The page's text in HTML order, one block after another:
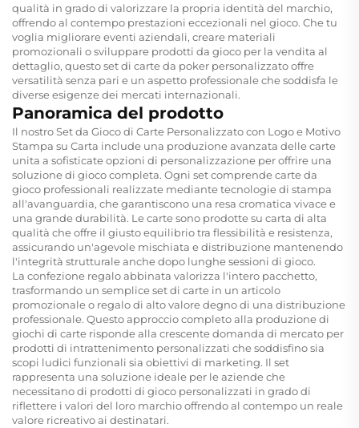
qualità in grado di valorizzare la propria identità del marchio,
offrendo al contempo prestazioni eccezionali nel gioco. Che tu
voglia migliorare eventi aziendali, creare materiali
promozionali o sviluppare prodotti da gioco per la vendita al
dettaglio, questo set di carte da poker personalizzato offre
versatilità senza pari e un aspetto professionale che soddisfa le
diverse esigenze dei mercati internazionali.
Panoramica del prodotto
Il nostro Set da Gioco di Carte Personalizzato con Logo e Motivo
Stampa su Carta include una produzione avanzata delle carte
unita a sofisticate opzioni di personalizzazione per offrire una
soluzione di gioco completa. Ogni set comprende carte da
gioco professionali realizzate mediante tecnologie di stampa
all'avanguardia, che garantiscono una resa cromatica vivace e
una grande durabilità. Le carte sono prodotte su carta di alta
qualità che offre il giusto equilibrio tra flessibilità e resistenza,
assicurando un'agevole mischiata e distribuzione mantenendo
l'integrità strutturale anche dopo lunghe sessioni di gioco.
La confezione regalo abbinata valorizza l'intero pacchetto,
trasformando un semplice set di carte in un articolo
promozionale o regalo di alto valore degno di una distribuzione
professionale. Questo approccio completo alla produzione di
giochi di carte risponde alla crescente domanda di mercato per
prodotti di intrattenimento personalizzati che soddisfino sia
scopi ludici funzionali sia obiettivi di marketing. Il set
rappresenta una soluzione ideale per le aziende che
necessitano di prodotti di gioco personalizzati in grado di
riflettere i valori del loro marchio offrendo al contempo un reale
valore ricreativo ai destinatari.